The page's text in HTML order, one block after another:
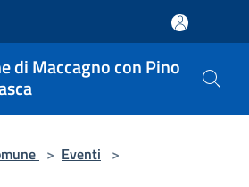
di Maccagno con Pino
> Eventi >